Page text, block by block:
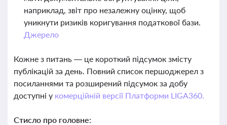
наприклад, звіт про незалежну оцінку, щоб
уникнути ризиків коригування податкової бази.
Джерело
Кожне з питань — це короткий підсумок змісту
публікацій за день. Повний список першоджерел з
посиланнями та розширений підсумок за добу
доступні у комерційній версії Платформи LIGA360.
Стисло про головне: